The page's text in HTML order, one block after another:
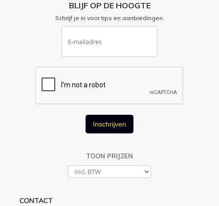
BLIJF OP DE HOOGTE
Schrijf je in voor tips en aanbiedingen.
Inschrijven
TOON PRIJZEN
CONTACT